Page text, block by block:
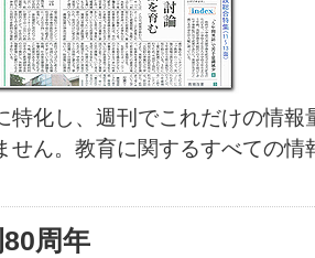
特化し、週刊でこれだけの情
せん。教育に関するすべての情
周年